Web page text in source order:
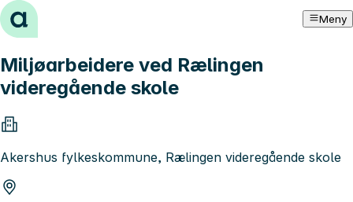
Hopp til innhold Meny
Miljøarbeidere ved Rælingen
videregående skole
Akershus fylkeskommune, Rælingen videregående skole